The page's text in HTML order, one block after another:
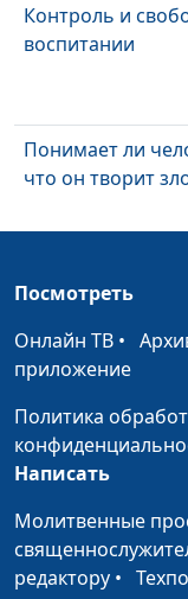
Контроль и
воспитании
Понимает ли
что он творит
Духовность и
критическое
Когда в семье
тяжелобольной
родственник
Найти баланс
семьей и
Посмотреть
Онлайн ТВ •
приложение
Политика
Написать
Молитвенные
редактору •